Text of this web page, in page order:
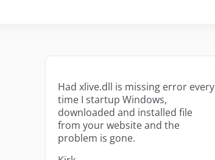
Had xlive.dll is missing error every
time I startup Windows,
downloaded and installed file
from your website and the
problem is gone.